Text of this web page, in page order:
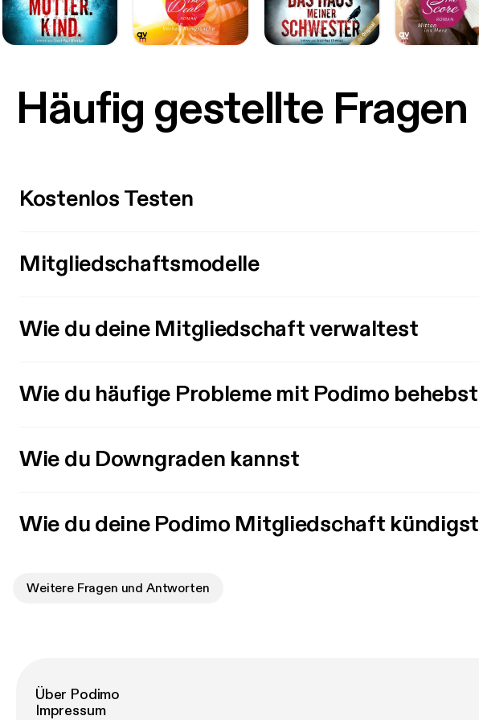
Häufig gestellte Fragen
Kostenlos Testen
Mitgliedschaftsmodelle
Wie du deine Mitgliedschaft verwaltest
Wie du häufige Probleme mit Podimo behebst
Wie du Downgraden kannst
Wie du deine Podimo Mitgliedschaft kündigst
Weitere Fragen und Antworten
Über Podimo
Impressum